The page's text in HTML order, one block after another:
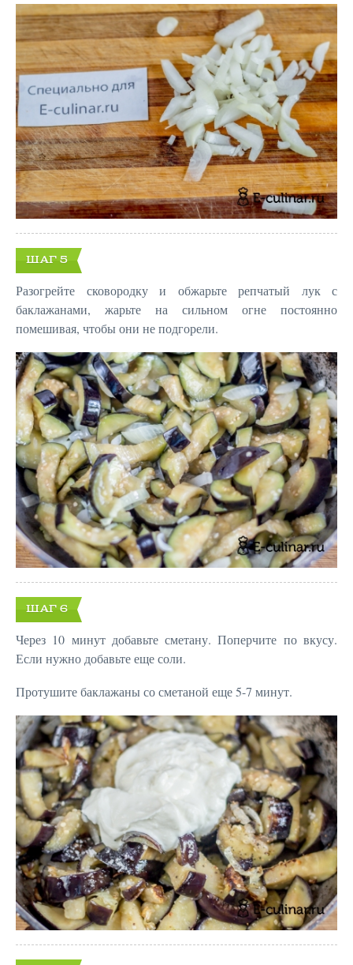
ШАГ 5
Разогрейте сковородку и обжарьте репчатый лук с
баклажанами, жарьте на сильном огне постоянно
помешивая, чтобы они не подгорели.
ШАГ 6
Через 10 минут добавьте сметану. Поперчите по вкусу.
Если нужно добавьте еще соли.
Протушите баклажаны со сметаной еще 5-7 минут.